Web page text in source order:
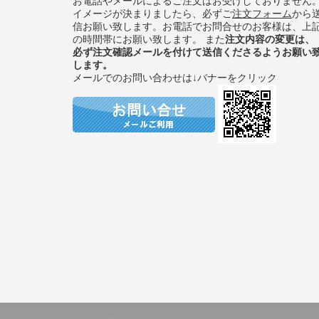
イメージが決まりましたら、必ずご注文フォームから
信お願い致します。お電話でお問合せのお客様は、上
の時間帯にお願い致します。 また注文内容の変更は、
必ず注文確認メールを付けて送信くださるようお願い
します。
メールでのお問い合わせは↓バナーをクリック